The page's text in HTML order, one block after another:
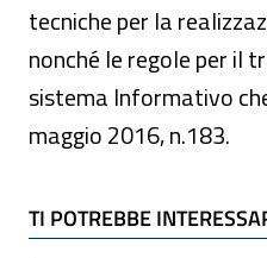
tecniche per la
nonché le regole per il
sistema Informativo
maggio 2016, n.183.
TI POTREBBE
TI POTREBBE